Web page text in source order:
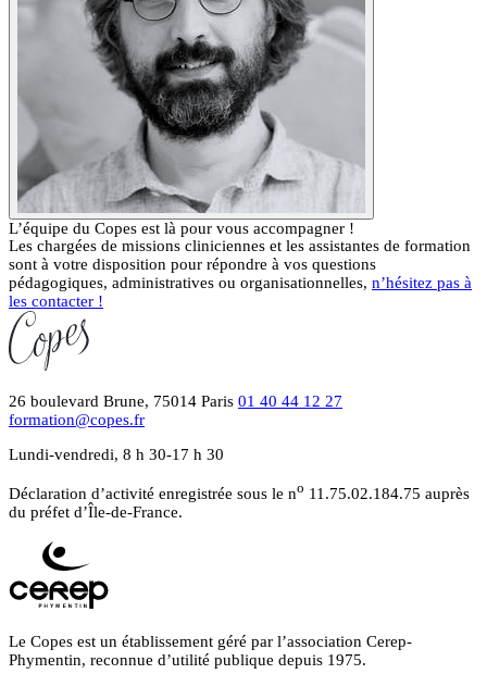
L’équipe du Copes est là pour vous accompagner !
Les chargées de missions cliniciennes et les assistantes de formation
sont à votre disposition pour répondre à vos questions
pédagogiques, administratives ou organisationnelles, n’hésitez pas à
les contacter !
26 boulevard Brune, 75014 Paris 01 40 44 12 27
formation@copes.fr
Lundi-vendredi, 8 h 30-17 h 30
Déclaration d’activité enregistrée sous le no 11.75.02.184.75 auprès
du préfet d’Île-de-France.
Le Copes est un établissement géré par l’association Cerep-
Phymentin, reconnue d’utilité publique depuis 1975.